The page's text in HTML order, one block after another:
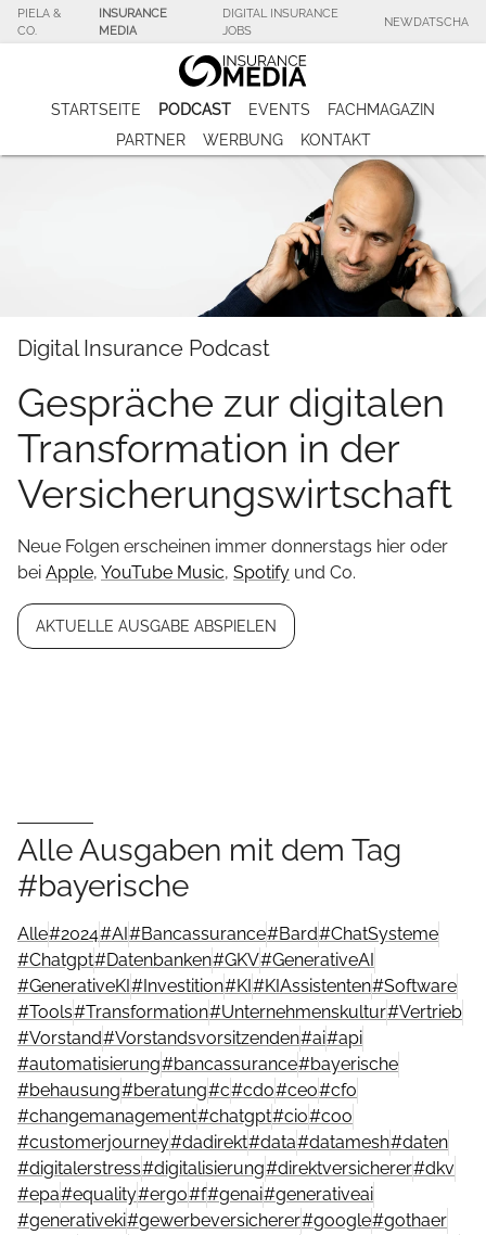
PIELA &
CO.
INSURANCE
MEDIA
DIGITAL INSURANCE
JOBS
NEWDATSCHA
STARTSEITE PODCAST EVENTS
FACHMAGAZIN
PARTNER
WERBUNG KONTAKT
Digital Insurance Podcast
Gespräche zur digitalen
Transformation in der
Versicherungswirtschaft
Neue Folgen erscheinen immer donnerstags hier oder
bei Apple, YouTube Music, Spotify und Co.
AKTUELLE AUSGABE ABSPIELEN
Alle Ausgaben mit dem Tag
#bayerische
Alle#2024#AI #Bancassurance#Bard#ChatSysteme
#Chatgpt#Datenbanken#GKV#GenerativeAI
#GenerativeKI # Investition#KI #KIAssistenten#Software
#Tools#Transformation#Unternehmenskultur#Vertrieb
#Vorstand#Vorstandsvorsitzenden#ai#api
#automatisierung#bancassurance#bayerische
#behausung#beratung#c#cdo#ceo#cfo
#changemanagement#chatgpt#cio#coo
#customerjourney#dadirekt#data#datamesh#daten
#digitalerstress#digitalisierung#direktversicherer#dkv
#epa#equality#ergo#f#genai#generativeai
#generativeki#gewerbeversicherer#google#gothaer